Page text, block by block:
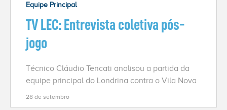
Equipe Principal
TV LEC: Entrevista coletiva pós-
jogo
Técnico Cláudio Tencati analisou a partida da
equipe principal do Londrina contra o Vila Nova
28 de setembro